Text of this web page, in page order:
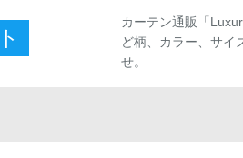
カーテン通販「
ど柄、カラー、サイ
せ。